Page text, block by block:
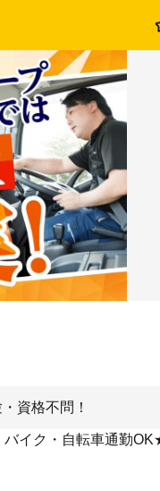
資格不問！
バイク・自転車通勤